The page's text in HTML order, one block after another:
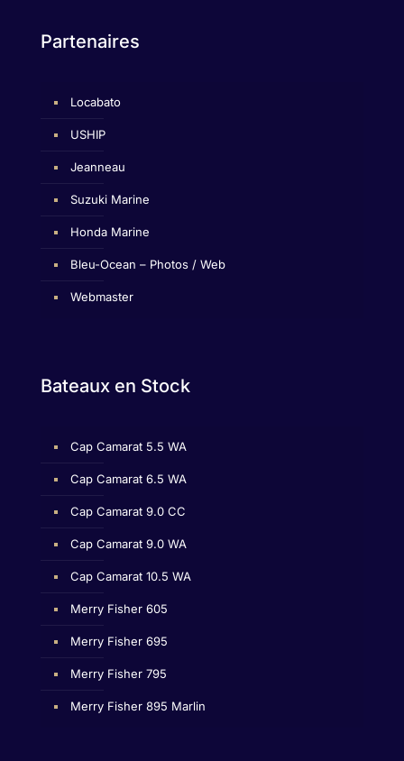
Partenaires
Locabato
USHIP
Jeanneau
Suzuki Marine
Honda Marine
Bleu-Ocean – Photos / Web
Webmaster
Bateaux en Stock
Cap Camarat 5.5 WA
Cap Camarat 6.5 WA
Cap Camarat 9.0 CC
Cap Camarat 9.0 WA
Cap Camarat 10.5 WA
Merry Fisher 605
Merry Fisher 695
Merry Fisher 795
Merry Fisher 895 Marlin